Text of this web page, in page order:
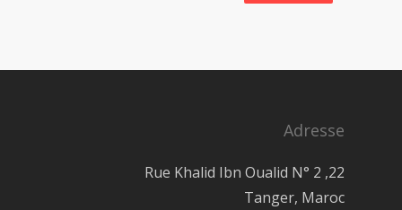
Adresse
22, Rue Khalid Ibn Oualid N° 2
Tanger, Maroc